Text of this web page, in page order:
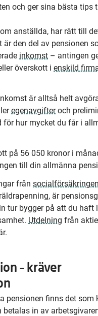
och ger sina bästa tips
anställda, har rätt till
är den del av pensionen
inkomst – antingen
överskott i enskild
är alltså helt
egenavgifteroch
för hur mycket du får i
på 56 050 kronor i
till din allmänna
från socialförsäkringen
är
tur bygger på att du haft
Utdelning från
– kräver
pensionen finns det som
betalas in av